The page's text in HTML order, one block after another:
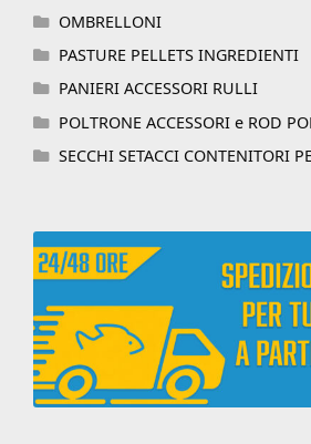
OMBRELLONI
PASTURE PELLETS INGREDIENTI
PANIERI ACCESSORI RULLI
POLTRONE ACCESSORI e ROD
SECCHI SETACCI CONTENITORI